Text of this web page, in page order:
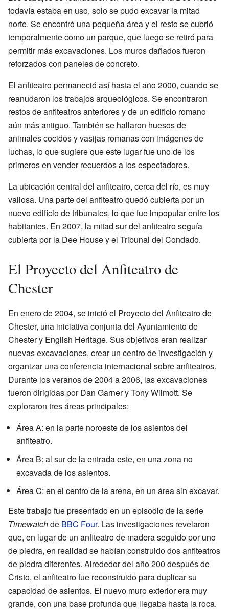
todavía estaba en uso, solo se pudo excavar la mitad
norte. Se encontró una pequeña área y el resto se cubrió
temporalmente como un parque, que luego se retiró para
permitir más excavaciones. Los muros dañados fueron
reforzados con paneles de concreto.
El anfiteatro permaneció así hasta el año 2000, cuando se
reanudaron los trabajos arqueológicos. Se encontraron
restos de anfiteatros anteriores y de un edificio romano
aún más antiguo. También se hallaron huesos de
animales cocidos y vasijas romanas con imágenes de
luchas, lo que sugiere que este lugar fue uno de los
primeros en vender recuerdos a los espectadores.
La ubicación central del anfiteatro, cerca del río, es muy
valiosa. Una parte del anfiteatro quedó cubierta por un
nuevo edificio de tribunales, lo que fue impopular entre los
habitantes. En 2007, la mitad sur del anfiteatro seguía
cubierta por la Dee House y el Tribunal del Condado.
El Proyecto del Anfiteatro de
Chester
En enero de 2004, se inició el Proyecto del Anfiteatro de
Chester, una iniciativa conjunta del Ayuntamiento de
Chester y English Heritage. Sus objetivos eran realizar
nuevas excavaciones, crear un centro de investigación y
organizar una conferencia internacional sobre anfiteatros.
Durante los veranos de 2004 a 2006, las excavaciones
fueron dirigidas por Dan Garner y Tony Wilmott. Se
exploraron tres áreas principales:
Área A: en la parte noroeste de los asientos del
anfiteatro.
Área B: al sur de la entrada este, en una zona no
excavada de los asientos.
Área C: en el centro de la arena, en un área sin excavar.
Este trabajo fue presentado en un episodio de la serie
Timewatchde BBC Four. Las investigaciones revelaron
que, en lugar de un anfiteatro de madera seguido por uno
de piedra, en realidad se habían construido dos anfiteatros
de piedra diferentes. Alrededor del año 200 después de
Cristo, el anfiteatro fue reconstruido para duplicar su
capacidad de asientos. El nuevo muro exterior era muy
grande, con una base profunda que llegaba hasta la roca.